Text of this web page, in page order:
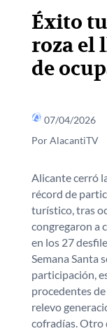
Éxito
roza el
de
07/04/2026
Por AlacantiTV
Alicante cerró
récord de
turístico, tras
congregaron a
en los 27
Semana Santa
participación,
procedentes
relevo
cofradías. Otro